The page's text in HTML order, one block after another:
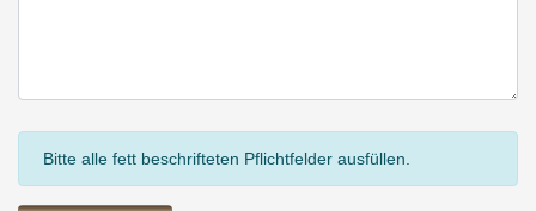
Bitte alle fett beschrifteten Pflichtfelder ausfüllen.